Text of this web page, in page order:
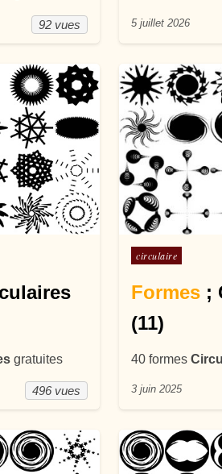
92 vues 5 juillet 2026
gratuites
496 vues
Posté dans
circulaire
Formes ;
(11)
40 formes
3 juin 2025